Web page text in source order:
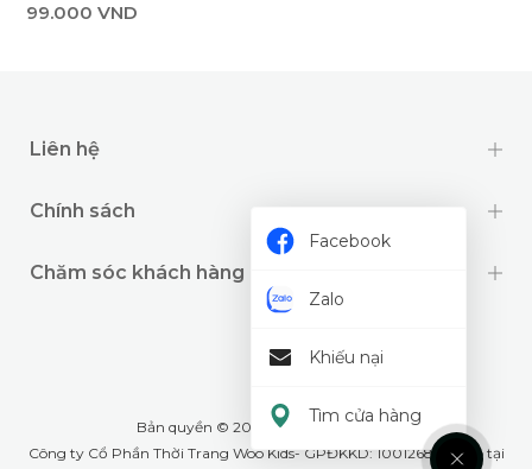
99.000 VND
Liên hệ
Chính sách
Chăm sóc khách hàng
Bản quyền © 2024 thuộc về Wookids
Công ty Cổ Phần Thời Trang Woo Kids- GPĐKKD: 1001268555 cấp tại
Facebook
Zalo
Khiếu nại
Tìm cửa hàng